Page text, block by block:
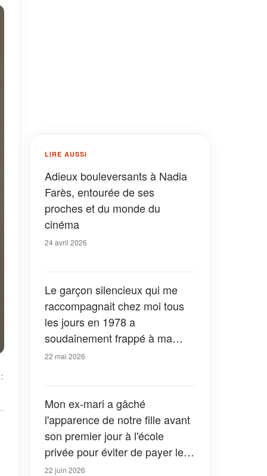
LIRE AUSSI
Adieux bouleversants à Nadia
Farès, entourée de ses
proches et du monde du
cinéma
24 avril 2026
Le garçon silencieux qui me
raccompagnait chez moi tous
les jours en 1978 a
soudainement frappé à ma
porte 45 ans plus tard
22 mai 2026
Mon ex-mari a gâché
l'apparence de notre fille avant
son premier jour à l'école
privée pour éviter de payer les
frais de scolarité – Je lui ai
22 juin 2026